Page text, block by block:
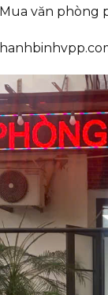
văn phòng